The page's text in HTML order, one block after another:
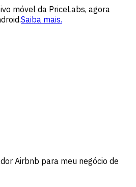
móvel da PriceLabs, agora
Saiba mais.
Airbnb para meu negócio de